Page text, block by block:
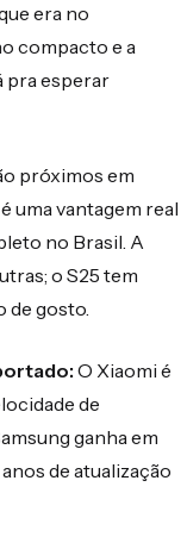
era no
compacto e a
pra esperar
próximos em
uma vantagem real
no Brasil. A
o S25 tem
de gosto.
O Xiaomi é
de
ganha em
de atualização